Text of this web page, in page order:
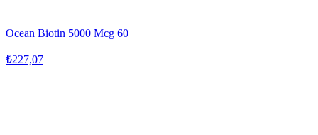
Ocean Biotin 5000 Mcg 60
₺227,07